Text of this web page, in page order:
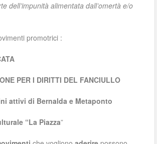
dell’impunità alimentata dall’omertà e/o
promotrici :
PER I DIRITTI DEL FANCIULLO
attivi di Bernalda e Metaponto
“La Piazza”